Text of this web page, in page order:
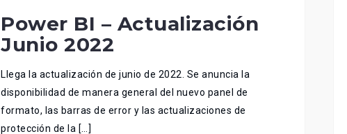
Power BI – Actualización
Junio 2022
Llega la actualización de junio de 2022. Se anuncia la
disponibilidad de manera general del nuevo panel de
formato, las barras de error y las actualizaciones de
protección de la […]